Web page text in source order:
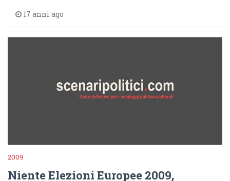
17 anni ago
2009
Niente Elezioni Europee 2009,